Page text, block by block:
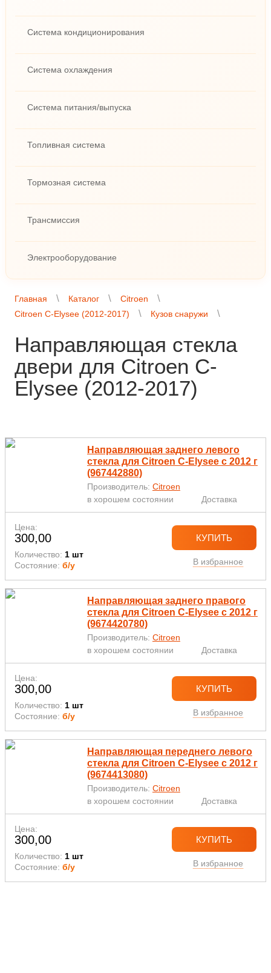
Система кондиционирования
Система охлаждения
Система питания/выпуска
Топливная система
Тормозная система
Трансмиссия
Электрооборудование
Главная Каталог
Citroen
Citroen C-Elysee (2012-2017)
Кузов снаружи
Направляющая стекла
двери для Citroen C-
Elysee (2012-2017)
Направляющая заднего левого
стекла для Citroen C-Elysee с 2012 г
(967442880)
Производитель: Citroen
в хорошем состоянии
Доставка
Цена:
300,00
Количество: 1 шт
Состояние: б/у
КУПИТЬ
В избранное
Направляющая заднего правого
стекла для Citroen C-Elysee с 2012 г
(9674420780)
Производитель: Citroen
в хорошем состоянии
Доставка
Цена:
300,00
Количество: 1 шт
Состояние: б/у
КУПИТЬ
В избранное
Направляющая переднего левого
стекла для Citroen C-Elysee с 2012 г
(9674413080)
Производитель: Citroen
в хорошем состоянии
Доставка
Цена:
300,00
Количество: 1 шт
Состояние: б/у
КУПИТЬ
В избранное